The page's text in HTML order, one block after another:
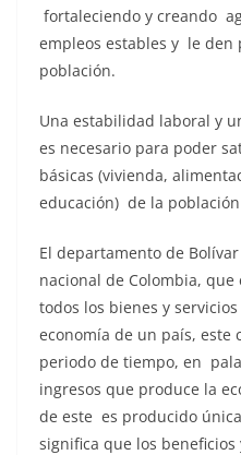
fortaleciendo y creando
empleos estables y le den
población.
Una estabilidad laboral y
es necesario para poder
básicas (vivienda,
educación) de la
El departamento de
nacional de Colombia,
todos los bienes y
economía de un país, este
periodo de tiempo, en
ingresos que produce la
de este es producido
significa que los